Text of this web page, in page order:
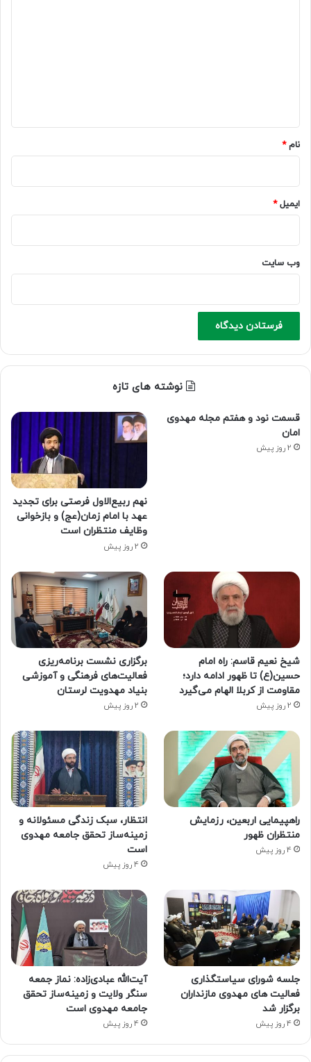
نام*
ایمیل*
وب‌ سایت
نوشته های تازه
قسمت نود و هفتم مجله مهدوی
امان
2 روز پیش
نهم ربیع‌الاول فرصتی برای تجدید
عهد با امام زمان(عج) و بازخوانی
وظایف منتظران است
2 روز پیش
شیخ نعیم قاسم: راه امام
حسین(ع) تا ظهور ادامه دارد؛
مقاومت از کربلا الهام می‌گیرد
2 روز پیش
برگزاری نشست برنامه‌ریزی
فعالیت‌های فرهنگی و آموزشی
بنیاد مهدویت لرستان
2 روز پیش
راهپیمایی اربعین، رزمایش
منتظران ظهور
4 روز پیش
انتظار، سبک زندگی مسئولانه و
زمینه‌ساز تحقق جامعه مهدوی
است
4 روز پیش
جلسه شورای سیاستگذاری
فعالیت های مهدوی مازنداران
برگزار شد
4 روز پیش
آیت‌الله عبادی‌زاده: نماز جمعه
سنگر ولایت و زمینه‌ساز تحقق
جامعه مهدوی است
4 روز پیش